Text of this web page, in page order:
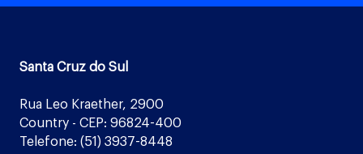
Santa Cruz do Sul
Rua Leo Kraether, 2900
Country - CEP: 96824-400
Telefone: (51) 3937-8448